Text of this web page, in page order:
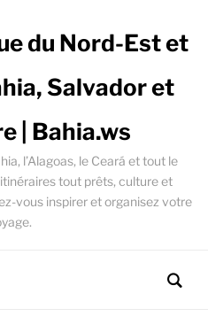
du Nord-Est et
Salvador et
| Bahia.ws
l’Alagoas, le Ceará et tout le
tout prêts, culture et
vous inspirer et organisez votre